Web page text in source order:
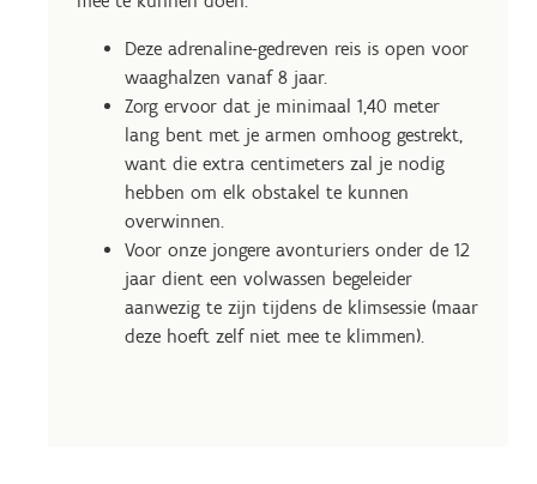
Deze adrenaline-gedreven reis is open voor
waaghalzen vanaf 8 jaar.
Zorg ervoor dat je minimaal 1,40 meter
lang bent met je armen omhoog gestrekt,
want die extra centimeters zal je nodig
hebben om elk obstakel te kunnen
overwinnen.
Voor onze jongere avonturiers onder de 12
jaar dient een volwassen begeleider
aanwezig te zijn tijdens de klimsessie (maar
deze hoeft zelf niet mee te klimmen).